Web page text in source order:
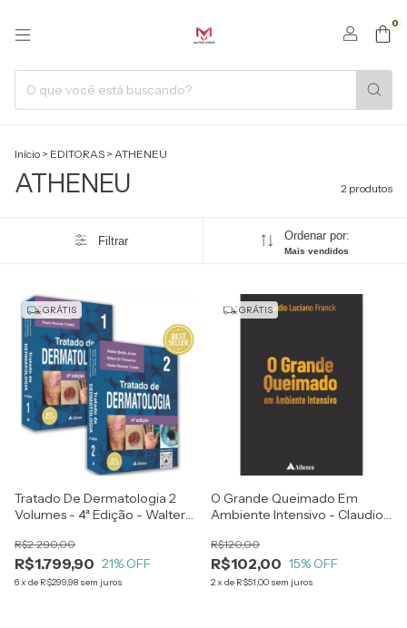
0
Início > EDITORAS > ATHENEU
ATHENEU 2 produtos
Filtrar Ordenar por:
Mais vendidos
GRÁTIS
Tratado De Dermatologia 2
Volumes - 4ª Edição - Walter
E Nilton Di Chiacchio
R$1.799,90
R$2.290,00
21% OFF
6x de R$299,98 sem juros
GRÁTIS
O Grande Queimado Em
Ambiente Intensivo - Claudio
R$102,00
R$120,00
15% OFF
2x de R$51,00 sem juros